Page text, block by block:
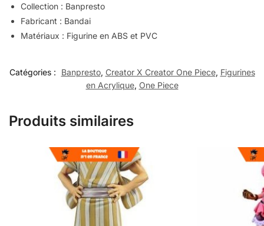
Collection : Banpresto
Fabricant : Bandai
Matériaux : Figurine en ABS et PVC
Catégories : Banpresto, Creator X Creator One Piece, Figurines
en Acrylique, One Piece
Produits similaires